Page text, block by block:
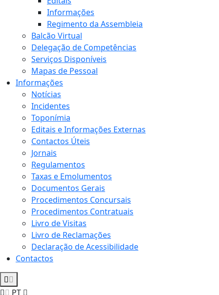
Informações
Regimento da Assembleia
Balcão Virtual
Delegação de Competências
Serviços Disponíveis
Mapas de Pessoal
Informações
Notícias
Incidentes
Toponímia
Editais e Informações Externas
Contactos Úteis
Jornais
Regulamentos
Taxas e Emolumentos
Documentos Gerais
Procedimentos Concursais
Procedimentos Contratuais
Livro de Visitas
Livro de Reclamações
Declaração de Acessibilidade
Contactos
PT